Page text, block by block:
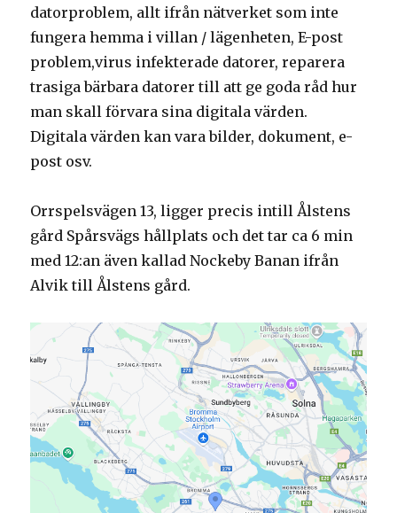
datorproblem, allt ifrån nätverket som inte
fungera hemma i villan / lägenheten, E-post
problem,virus infekterade datorer, reparera
trasiga bärbara datorer till att ge goda råd hur
man skall förvara sina digitala värden.
Digitala värden kan vara bilder, dokument, e-
post osv.
Orrspelsvägen 13, ligger precis intill Ålstens
gård Spårsvägs hållplats och det tar ca 6 min
med 12:an även kallad Nockeby Banan ifrån
Alvik till Ålstens gård.